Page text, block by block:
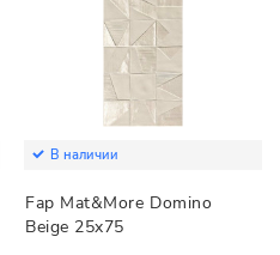
В наличии
Fap Mat&More Domino
Beige 25x75